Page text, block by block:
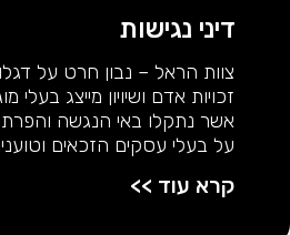
דיני נגישות
צוות הראל – נבון חרט על
זכויות אדם ושיויון מייצג בעלי
אשר נתקלו באי הנגשה
על בעלי עסקים הזכאים
קרא עוד >>